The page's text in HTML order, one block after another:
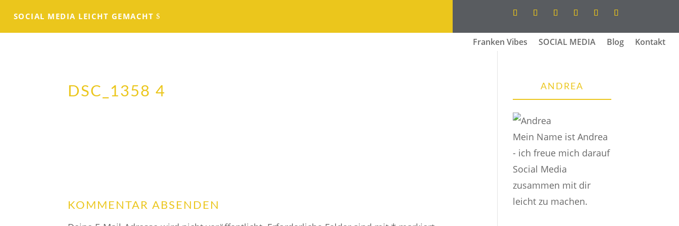
SOCIAL MEDIA LEICHT GEMACHT
Franken Vibes SOCIAL MEDIA Blog Kontakt
DSC_1358 4
KOMMENTAR ABSENDEN
ANDREA
Mein Name ist Andrea
- ich freue mich darauf
Social Media
zusammen mit dir
leicht zu machen.